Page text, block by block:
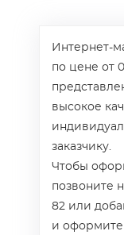
Интернет-
по цене от
высокое
заказчику.
Чтобы
позвоните
82 или
и оформите